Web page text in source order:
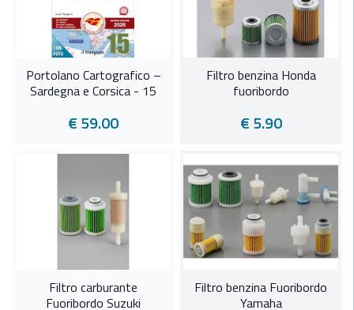
Portolano Cartografico –
Sardegna e Corsica - 15
€ 59.00
Filtro benzina Honda
fuoribordo
€ 5.90
Filtro carburante
Fuoribordo Suzuki
Filtro benzina Fuoribordo
Yamaha